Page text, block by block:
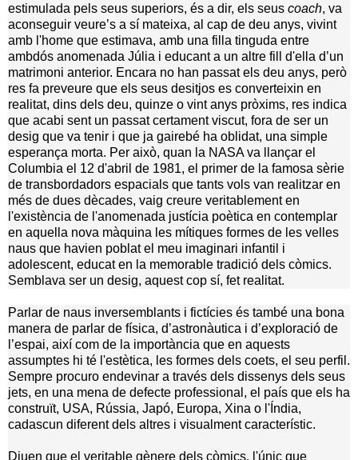
estimulada pels seus superiors, és a dir, els seus coach, va
aconseguir veure’s a sí mateixa, al cap de deu anys, vivint
amb l'home que estimava, amb una filla tinguda entre
ambdós anomenada Júlia i educant a un altre fill d'ella d’un
matrimoni anterior. Encara no han passat els deu anys, però
res fa preveure que els seus desitjos es converteixin en
realitat, dins dels deu, quinze o vint anys pròxims, res indica
que acabi sent un passat certament viscut, fora de ser un
desig que va tenir i que ja gairebé ha oblidat, una simple
esperança morta. Per això, quan la NASAva llançar el
Columbia el 12 d'abril de 1981, el primer de la famosa sèrie
de transbordadors espacials que tants vols van realitzar en
més de dues dècades, vaig creure veritablement en
l'existència de l'anomenada justícia poètica en contemplar
en aquella nova màquina les mítiques formes de les velles
naus que havien poblat el meu imaginari infantil i
adolescent, educat en la memorable tradició dels còmics.
Semblava ser un desig, aquest cop sí, fet realitat.
Parlar de naus inversemblants i fictícies és també una bona
manera de parlar de física, d’astronàutica i d’exploració de
l’espai, així com de la importància que en aquests
assumptes hi té l'estètica, les formes dels coets, el seu perfil.
Sempre procuro endevinar a través dels dissenys dels seus
jets, en una mena de defecte professional, el país que els ha
construït, USA, Rússia, Japó, Europa, Xina o l'Índia,
cadascun diferent dels altres i visualment característic.
Diuen que el veritable gènere dels còmics, l'únic que